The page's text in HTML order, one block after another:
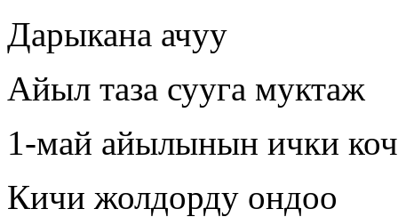
Дарыкана ачуу
Айыл таза сууга муктаж
1-май айылынын ички
Кичи жолдорду ондоо